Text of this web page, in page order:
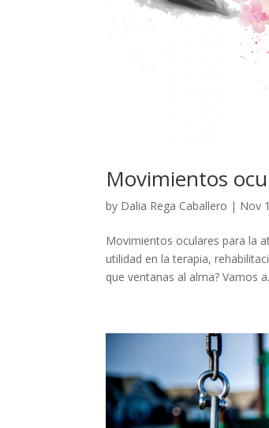
Movimientos
by Dalia Rega Caballero | Nov
Movimientos oculares para la
utilidad en la terapia,
que ventanas al alma? Vamos